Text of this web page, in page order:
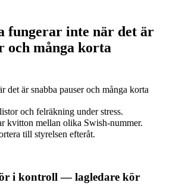
fungerar inte när det är
och många korta
det är snabba pauser och många korta
och felräkning under stress.
kvitton mellan olika Swish-nummer.
till styrelsen efteråt.
i kontroll — lagledare kör